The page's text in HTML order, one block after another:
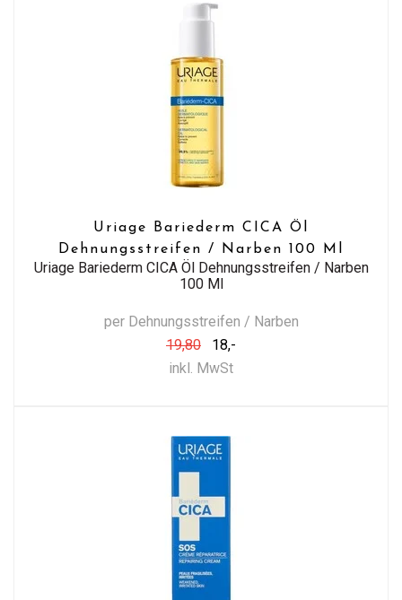
Uriage Bariederm CICA Öl
Dehnungsstreifen / Narben 100 Ml
Uriage Bariederm CICA Öl Dehnungsstreifen / Narben
100 Ml
per Dehnungsstreifen / Narben
19,80
18,-
inkl. MwSt